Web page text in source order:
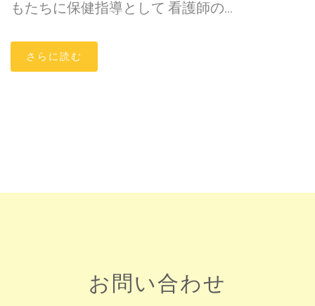
もたちに保健指導として 看護師の...
さらに読む
お問い合わせ